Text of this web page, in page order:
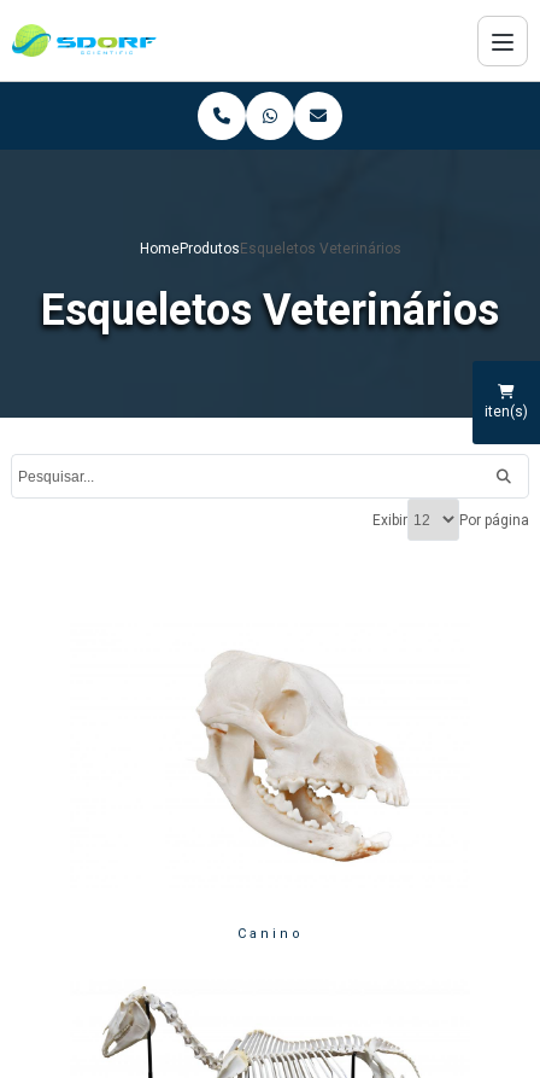
iten(s)
HomeProdutos Esqueletos Veterinários
Esqueletos Veterinários
Exibir Por página
Canino